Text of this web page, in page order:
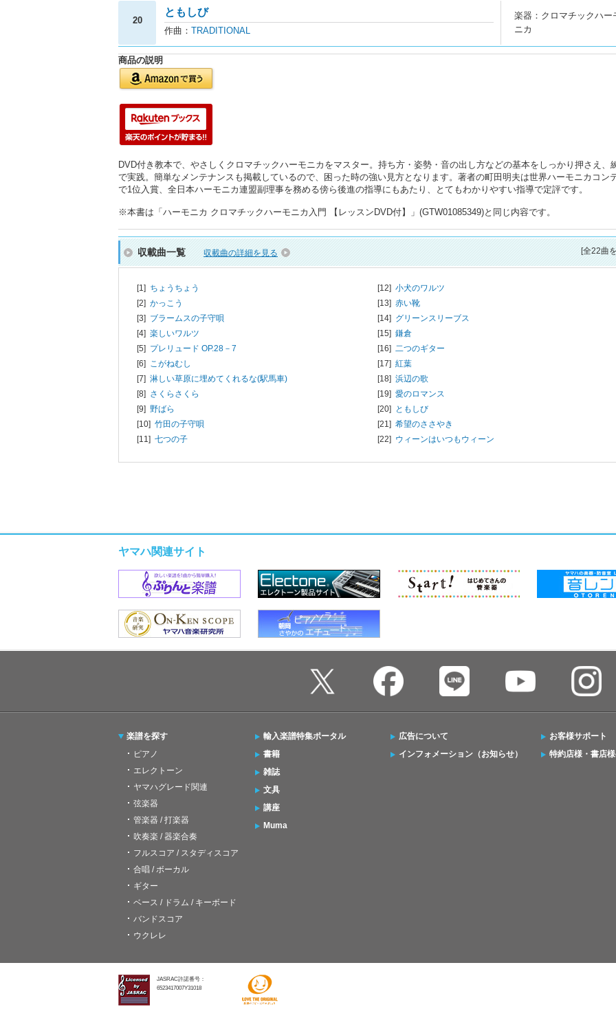
20
ともしび
作曲： TRADITIONAL
楽器：クロマチックハー
ニカ
商品の説明
DVD付き教本で、やさしくクロマチックハーモニカをマスター。持ち方・姿勢・音の出し方などの基本をしっかり押さえ、
で実践。簡単なメンテナンスも掲載しているので、困った時の強い見方となります。著者の町田明夫は世界ハーモニカコン
で1位入賞、全日本ハーモニカ連盟副理事を務める傍ら後進の指導にもあたり、とてもわかりやすい指導で定評です。
※本書は「ハーモニカ クロマチックハーモニカ入門 【レッスンDVD付】」(GTW01085349)と同じ内容です。
収載曲一覧 収載曲の詳細を見る [全22曲
[1] ちょうちょう
[2] かっこう
[3] ブラームスの子守唄
[4] 楽しいワルツ
[5] プレリュード OP.28－7
[6] こがねむし
[7] 淋しい草原に埋めてくれるな(駅馬車)
[8] さくらさくら
[9] 野ばら
[10] 竹田の子守唄
[11] 七つの子
[12] 小犬のワルツ
[13] 赤い靴
[14] グリーンスリーブス
[15] 鎌倉
[16] 二つのギター
[17] 紅葉
[18] 浜辺の歌
[19] 愛のロマンス
[20] ともしび
[21] 希望のささやき
[22] ウィーンはいつもウィーン
ヤマハ関連サイト
楽譜を探す
ピアノ
エレクトーン
ヤマハグレード関連
弦楽器
管楽器 / 打楽器
吹奏楽 / 器楽合奏
フルスコア / スタディスコア
合唱 / ボーカル
ギター
ベース / ドラム / キーボード
バンドスコア
ウクレレ
輸入楽譜特集ポータル
書籍
雑誌
文具
講座
Muma
広告について
インフォメーション（お知らせ）
お客様サポート
特約店様・書店
JASRAC許諾番号：
6523417007Y31018